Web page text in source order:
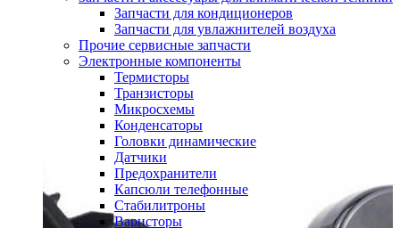
Запчасти для кондиционеров
Запчасти для увлажнителей воздуха
Прочие сервисные запчасти
Электронные компоненты
Термисторы
Транзисторы
Микросхемы
Конденсаторы
Головки динамические
Датчики
Предохранители
Капсюли телефонные
Стабилитроны
Варисторы